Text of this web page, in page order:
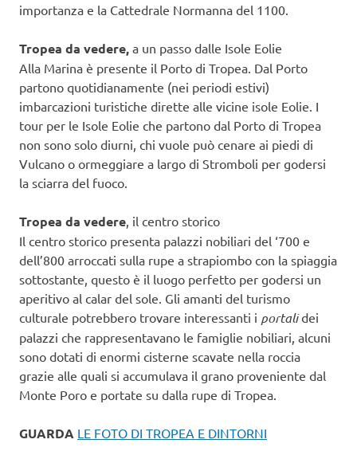
importanza e la Cattedrale Normanna del 1100.
Tropea da vedere, a un passo dalle Isole Eolie
Alla Marina è presente il Porto di Tropea. Dal Porto
partono quotidianamente (nei periodi estivi)
imbarcazioni turistiche dirette alle vicine isole Eolie. I
tour per le Isole Eolie che partono dal Porto di Tropea
non sono solo diurni, chi vuole può cenare ai piedi di
Vulcano o ormeggiare a largo di Stromboli per godersi
la sciarra del fuoco.
Tropea da vedere, il centro storico
Il centro storico presenta palazzi nobiliari del ‘700 e
dell’800 arroccati sulla rupe a strapiombo con la spiaggia
sottostante, questo è il luogo perfetto per godersi un
aperitivo al calar del sole. Gli amanti del turismo
culturale potrebbero trovare interessanti i portalidei
palazzi che rappresentavano le famiglie nobiliari, alcuni
sono dotati di enormi cisterne scavate nella roccia
grazie alle quali si accumulava il grano proveniente dal
Monte Poro e portate su dalla rupe di Tropea.
GUARDA LE FOTO DI TROPEA E DINTORNI